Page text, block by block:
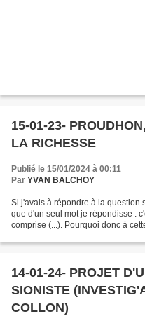
15-01-23-
LA RICHESSE
Publié le 15/01/2024 à 00:11
Par YVAN BALCHOY
Si j'avais à répondre à la question
que d'un seul mot je répondisse :
comprise (...). Pourquoi donc à
14-01-24- PROJET
SIONISTE (INVESTIG'ACTION- MICHEL
COLLON)